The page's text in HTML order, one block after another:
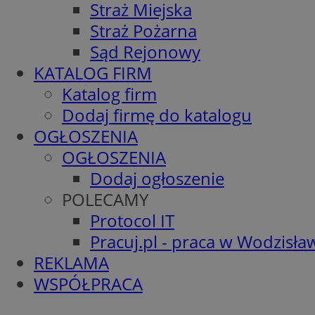
Straż Miejska
Straż Pożarna
Sąd Rejonowy
KATALOG FIRM
Katalog firm
Dodaj firmę do katalogu
OGŁOSZENIA
OGŁOSZENIA
Dodaj ogłoszenie
POLECAMY
Protocol IT
Pracuj.pl - praca w
REKLAMA
WSPÓŁPRACA